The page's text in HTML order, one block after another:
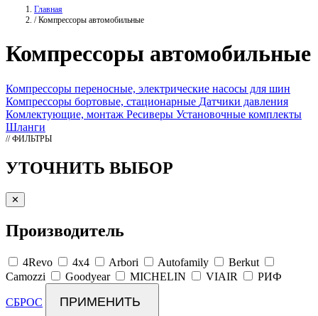
Главная
/ Компрессоры автомобильные
Компрессоры автомобильные
Компрессоры переносные, электрические насосы для шин
Компрессоры бортовые, стационарные Датчики давления
Комлектующие, монтаж Ресиверы Установочные комплекты
Шланги
// ФИЛЬТРЫ
УТОЧНИТЬ ВЫБОР
✕
Производитель
4Revo 4x4 Arbori Autofamily
Berkut
Camozzi
Goodyear MICHELIN VIAIR РИФ
СБРОС ПРИМЕНИТЬ